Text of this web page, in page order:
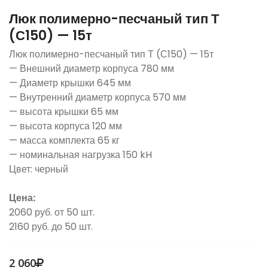
Люк полимерно-песчаный тип Т
(С150) — 15т
Люк полимерно-песчаный тип Т (С150) — 15т
— Внешний диаметр корпуса 780 мм
— Диаметр крышки 645 мм
— Внутренний диаметр корпуса 570 мм
— высота крышки 65 мм
— высота корпуса 120 мм
— масса комплекта 65 кг
— номинальная нагрузка 150 kH
Цвет: черный
Цена:
2060 руб. от 50 шт.
2160 руб. до 50 шт.
2 060